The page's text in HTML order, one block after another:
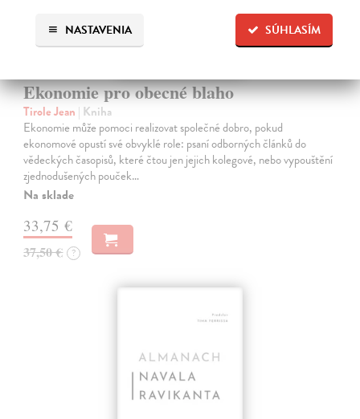
SÚHLASÍM
NASTAVENIA
Ekonomie pro obecné blaho
Tirole Jean | Kniha
Ekonomie může pomoci realizovat společné dobro, pokud
ekonomové opustí své obvyklé role: psaní odborných článků do
vědeckých časopisů, které čtou jen jejich kolegové, nebo vypouštění
zjednodušených pouček…
Na sklade
33,75 €
37,50 € ?